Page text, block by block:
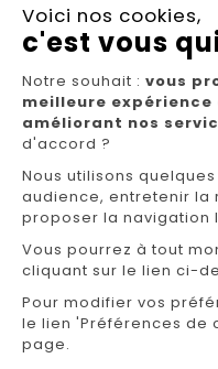
NOS
Voici nos cookies,
c'est vous
Notre souhait : vous
meilleure expérience
améliorant nos
d'accord ?
Nous utilisons
audience, entretenir la
proposer la navigation
Vous pourrez à tout
cliquant sur le lien ci-
Pour modifier vos
le lien 'Préférences de
page.